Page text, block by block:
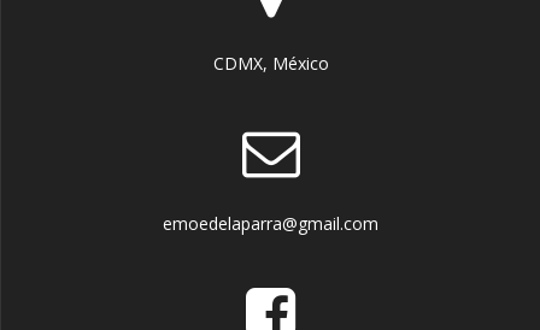
CDMX, México
emoedelaparra@gmail.com